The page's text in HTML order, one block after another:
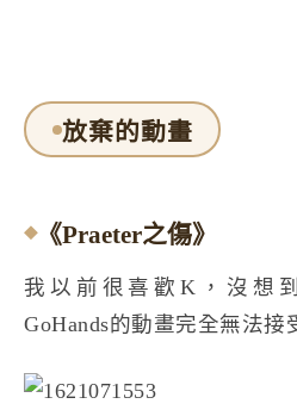
放棄的動畫
《Praeter之傷》
我以前很喜歡K，沒想
GoHands的動畫完全無法接